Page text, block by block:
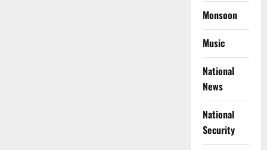
Monsoon
Music
National
News
National
Security